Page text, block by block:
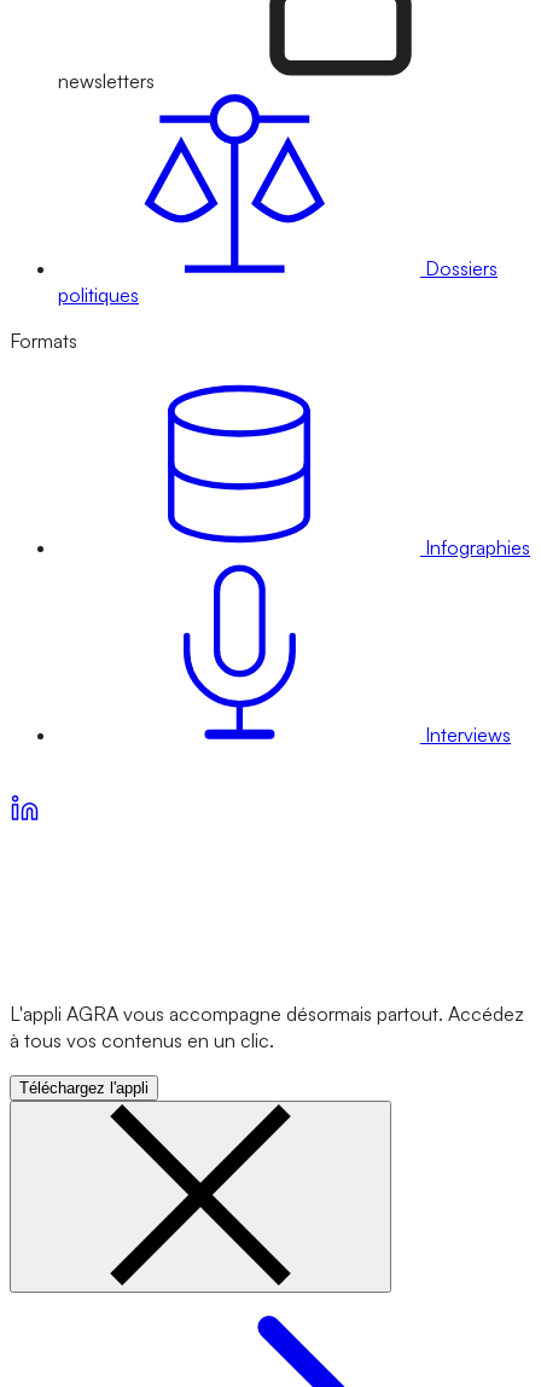
newsletters
Dossiers
politiques
Formats
Infographies
Interviews
L'appli AGRA vous accompagne désormais partout. Accédez
à tous vos contenus en un clic.
Téléchargez l'appli